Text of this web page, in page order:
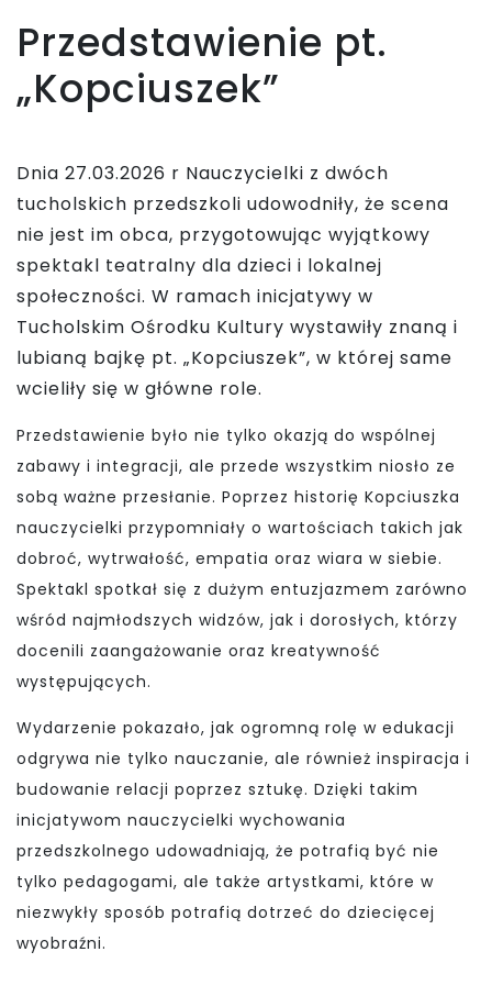
Przedstawienie pt.
„Kopciuszek”
Dnia 27.03.2026 r Nauczycielki z dwóch
tucholskich przedszkoli udowodniły, że scena
nie jest im obca, przygotowując wyjątkowy
spektakl teatralny dla dzieci i lokalnej
społeczności. W ramach inicjatywy w
Tucholskim Ośrodku Kultury wystawiły znaną i
lubianą bajkę pt. „Kopciuszek”, w której same
wcieliły się w główne role.
Przedstawienie było nie tylko okazją do wspólnej
zabawy i integracji, ale przede wszystkim niosło ze
sobą ważne przesłanie. Poprzez historię Kopciuszka
nauczycielki przypomniały o wartościach takich jak
dobroć, wytrwałość, empatia oraz wiara w siebie.
Spektakl spotkał się z dużym entuzjazmem zarówno
wśród najmłodszych widzów, jak i dorosłych, którzy
docenili zaangażowanie oraz kreatywność
występujących.
Wydarzenie pokazało, jak ogromną rolę w edukacji
odgrywa nie tylko nauczanie, ale również inspiracja i
budowanie relacji poprzez sztukę. Dzięki takim
inicjatywom nauczycielki wychowania
przedszkolnego udowadniają, że potrafią być nie
tylko pedagogami, ale także artystkami, które w
niezwykły sposób potrafią dotrzeć do dziecięcej
wyobraźni.